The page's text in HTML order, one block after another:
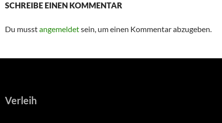
SCHREIBE EINEN KOMMENTAR
Du musstangemeldetsein, um einen Kommentar abzugeben.
Verleih